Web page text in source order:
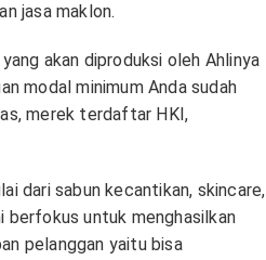
jasa maklon.
akan diproduksi oleh Ahlinya
modal minimum Anda sudah
merek terdaftar HKI,
dari sabun kecantikan, skincare,
berfokus untuk menghasilkan
pelanggan yaitu bisa